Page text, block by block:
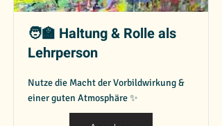
🧑‍🏫 Haltung & Rolle als
Lehrperson
Nutze die Macht der Vorbildwirkung &
einer guten Atmosphäre ✨